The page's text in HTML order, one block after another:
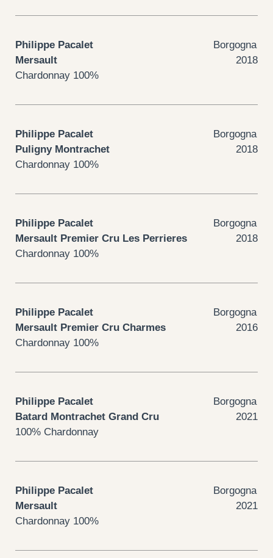
Philippe Pacalet
Borgogna
2018
Mersault
Chardonnay 100%
Philippe Pacalet
Borgogna
2018
Puligny Montrachet
Chardonnay 100%
Philippe Pacalet
Borgogna
2018
Mersault Premier Cru Les Perrieres
Chardonnay 100%
Philippe Pacalet
Borgogna
2016
Mersault Premier Cru Charmes
Chardonnay 100%
Philippe Pacalet
Borgogna
2021
Batard Montrachet Grand Cru
100% Chardonnay
Philippe Pacalet
Borgogna
2021
Mersault
Chardonnay 100%